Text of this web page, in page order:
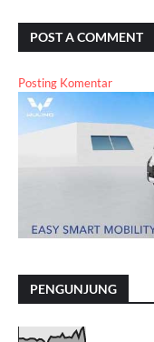
POST A COMMENT
Posting Komentar
PENGUNJUNG